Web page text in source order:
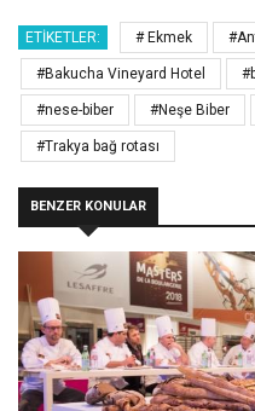
ETIKETLER: # Ekmek
#Bakucha Vineyard Hotel
#nese-biber #Neşe Biber
#Trakya bağ rotası
BENZER KONULAR